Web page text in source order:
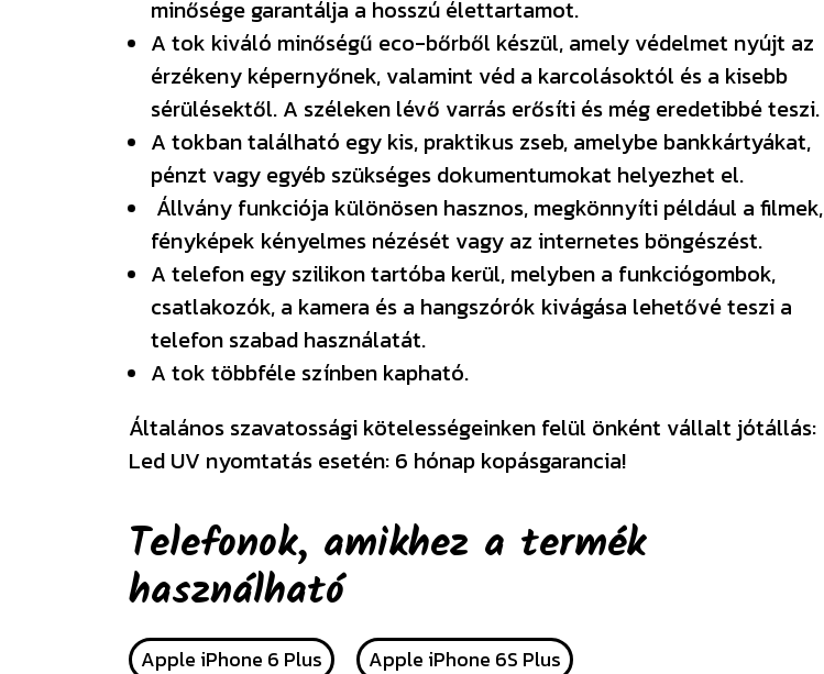
minősége garantálja a hosszú élettartamot.
A tok kiváló minőségű eco-bőrből készül, amely védelmet nyújt az
érzékeny képernyőnek, valamint véd a karcolásoktól és a kisebb
sérülésektől. A széleken lévő varrás erősíti és még eredetibbé teszi.
A tokban található egy kis, praktikus zseb, amelybe bankkártyákat,
pénzt vagy egyéb szükséges dokumentumokat helyezhet el.
Állvány funkciója különösen hasznos, megkönnyíti például a filmek,
fényképek kényelmes nézését vagy az internetes böngészést.
A telefon egy szilikon tartóba kerül, melyben a funkciógombok,
csatlakozók, a kamera és a hangszórók kivágása lehetővé teszi a
telefon szabad használatát.
A tok többféle színben kapható.
Általános szavatossági kötelességeinken felül önként vállalt jótállás:
Led UV nyomtatás esetén: 6 hónap kopásgarancia!
Telefonok, amikhez a termék
használható
Apple iPhone 6 Plus Apple iPhone 6S Plus